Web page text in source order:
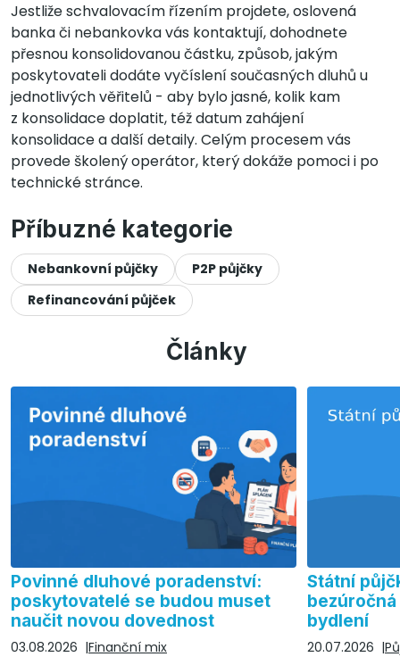
Jestliže schvalovacím řízením projdete, oslovená
banka či nebankovka vás kontaktují, dohodnete
přesnou konsolidovanou částku, způsob, jakým
poskytovateli dodáte vyčíslení současných dluhů u
jednotlivých věřitelů - aby bylo jasné, kolik kam
z konsolidace doplatit, též datum zahájení
konsolidace a další detaily. Celým procesem vás
provede školený operátor, který dokáže pomoci i po
technické stránce.
Příbuzné kategorie
Nebankovní půjčky
P2P půjčky
Refinancování půjček
Články
Povinné dluhové poradenství:
poskytovatelé se budou muset
naučit novou dovednost
03.08.2026
Finanční mix
Státní
bydlení
20.07.2026